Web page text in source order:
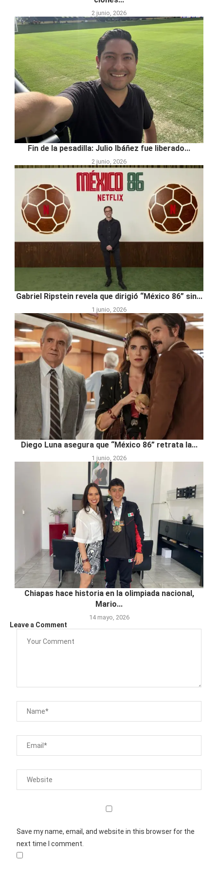
2 junio, 2026
Fin de la pesadilla: Julio Ibáñez fue liberado...
2 junio, 2026
Gabriel Ripstein revela que dirigió “México 86” sin...
1 junio, 2026
Diego Luna asegura que “México 86” retrata la...
1 junio, 2026
Chiapas hace historia en la olimpiada nacional,
Mario...
14 mayo, 2026
Leave a Comment
Save my name, email, and website in this browser for the
next time I comment.